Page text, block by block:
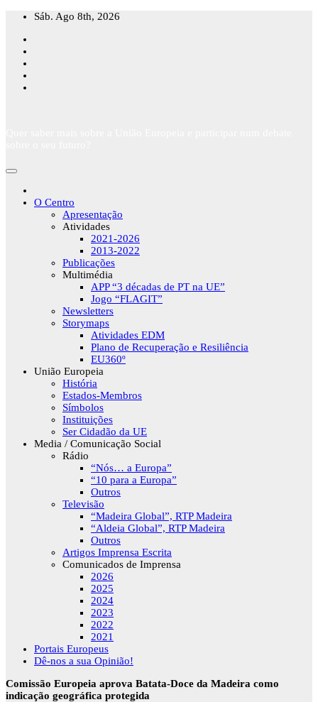
Skip
content
Sáb. Ago 8th, 2026
O Centro
Apresentação
Atividades
2021-2026
2013-2022
Publicações
Multimédia
APP “3 décadas de PT na UE”
Jogo “FLAGIT”
Newsletters
Storymaps
Atividades EDM
Plano de Recuperação e Resiliência
EU360º
União Europeia
História
Estados-Membros
Símbolos
Instituições
Ser Cidadão da UE
Media / Comunicação Social
Rádio
“Nós… a Europa”
“10 para a Europa”
Outros
Televisão
“Madeira Global”, RTP Madeira
“Aldeia Global”, RTP Madeira
Outros
Artigos Imprensa Escrita
Comunicados de Imprensa
2026
2025
2024
2023
2022
2021
Portais Europeus
Dê-nos a sua Opinião!
Comissão Europeia aprova Batata-Doce da Madeira como
indicação geográfica protegida